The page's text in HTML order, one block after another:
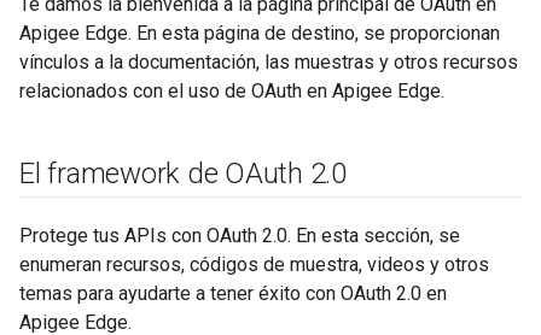
Apigee Edge. En esta página de destino, se proporcionan
vínculos a la documentación, las muestras y otros recursos
relacionados con el uso de OAuth en Apigee Edge.
El framework de OAuth 2.0
Protege tus APIs con OAuth 2.0. En esta sección, se
enumeran recursos, códigos de muestra, videos y otros
temas para ayudarte a tener éxito con OAuth 2.0 en
Apigee Edge.